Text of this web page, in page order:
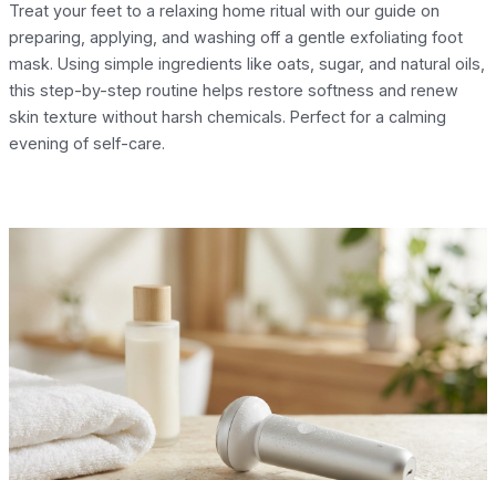
Treat your feet to a relaxing home ritual with our guide on
preparing, applying, and washing off a gentle exfoliating foot
mask. Using simple ingredients like oats, sugar, and natural oils,
this step-by-step routine helps restore softness and renew
skin texture without harsh chemicals. Perfect for a calming
evening of self-care.